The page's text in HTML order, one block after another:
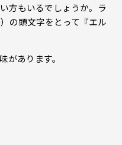
方もいるでしょうか。ラ
の頭文字をとって『エル
があります。